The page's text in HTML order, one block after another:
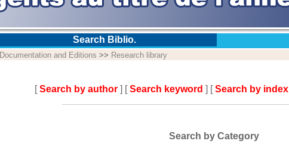
Search Biblio.
Documentation and Editions >> Research library
[Search by author ] [Search keyword ] [Search by index
Search by Category